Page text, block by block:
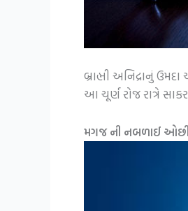
બ્રાહ્મી અનિદ્રાનું
આ ચૂર્ણ રોજ રાત્રે
મગજ ની નબળાઈ ઓછી